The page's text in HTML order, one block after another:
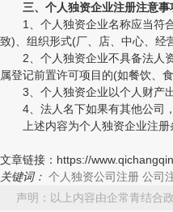
三、个人独资企业注册注意事
1、个人独资企业名称应当符合
致)、组织形式(厂、店、中心、经
2、个人独资企业不具备法人资
属登记前置许可项目的(如餐饮、
3、个人独资企业以个人财产出
4、法人名下如果有其他公司，
上述内容为个人独资企业注册条
文章链接：https://
关键词： 个人独资公司注册 公司
声明：以上内容由企常青结合